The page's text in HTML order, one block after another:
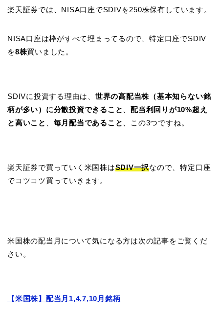
楽天証券では、NISA口座でSDIVを250株保有しています。
NISA口座は枠がすべて埋まってるので、特定口座でSDIV
を8株買いました。
SDIVに投資する理由は、 世界の高配当株（基本知らない銘
柄が多い）に分散投資できること
、配当利回りが10%超え
と高いこと
毎月配当であること 、この3つですね。
楽天証券で買っていく米国株はSDIV一択なので、特定口座
でコツコツ買っていきます。
米国株の配当月について気になる方は次の記事をご覧くだ
さい。
【米国株】配当月1,4,7,10月銘柄